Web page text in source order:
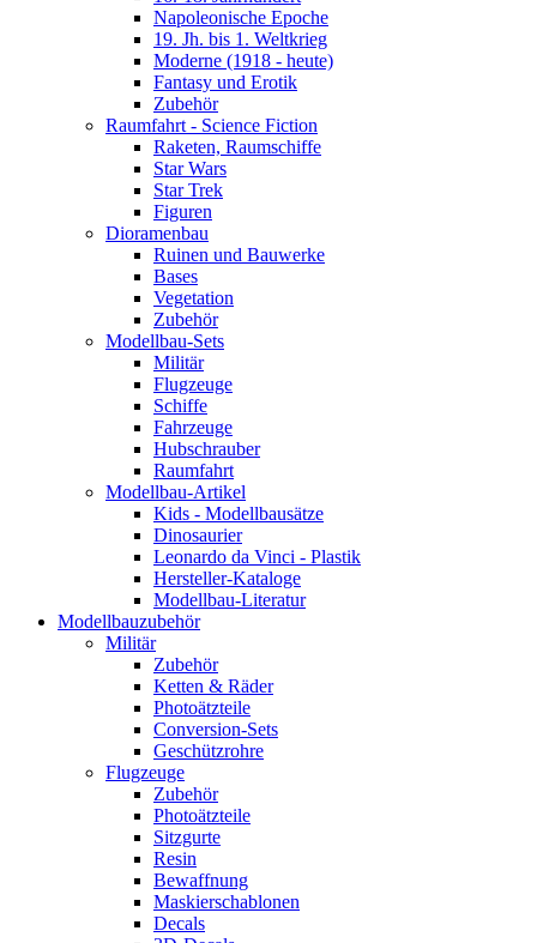
Napoleonische Epoche
19. Jh. bis 1. Weltkrieg
Moderne (1918 - heute)
Fantasy und Erotik
Zubehör
Raumfahrt - Science Fiction
Raketen, Raumschiffe
Star Wars
Star Trek
Figuren
Dioramenbau
Ruinen und Bauwerke
Bases
Vegetation
Zubehör
Modellbau-Sets
Militär
Flugzeuge
Schiffe
Fahrzeuge
Hubschrauber
Raumfahrt
Modellbau-Artikel
Kids - Modellbausätze
Dinosaurier
Leonardo da Vinci - Plastik
Hersteller-Kataloge
Modellbau-Literatur
Modellbauzubehör
Militär
Zubehör
Ketten & Räder
Photoätzteile
Conversion-Sets
Geschützrohre
Flugzeuge
Zubehör
Photoätzteile
Sitzgurte
Resin
Bewaffnung
Maskierschablonen
Decals